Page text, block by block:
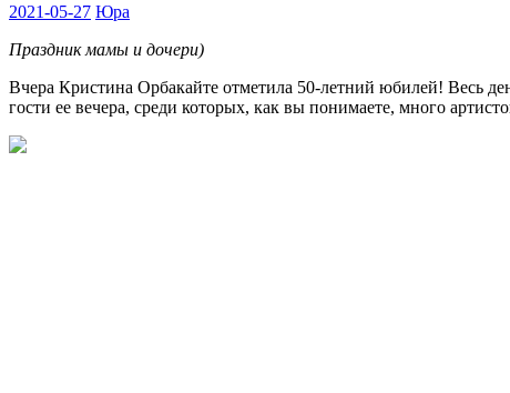
2021-05-27 Юра
Праздник мамы и дочери)
Вчера Кристина Орбакайте отметила 50-летний юбилей! Весь
гости ее вечера, среди которых, как вы понимаете, много